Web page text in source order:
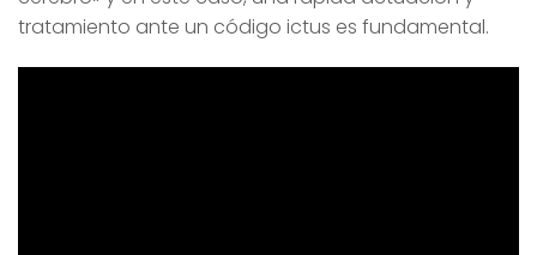
tratamiento ante un código ictus es fundamental.